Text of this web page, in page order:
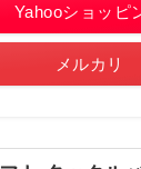
Yahooショッピ
メルカリ